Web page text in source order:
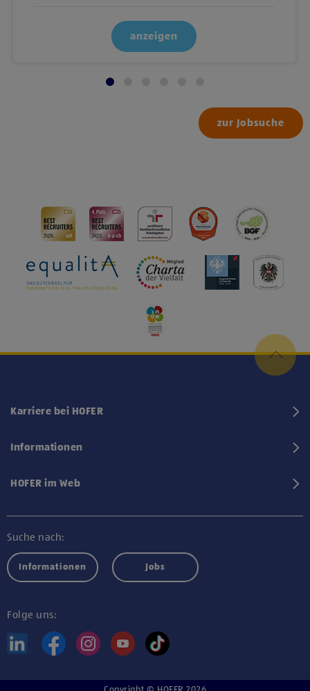
anzeigen
zur Jobsuche
Karriere bei HOFER
Informationen
HOFER im Web
Suche nach:
Informationen Jobs
Folge uns: